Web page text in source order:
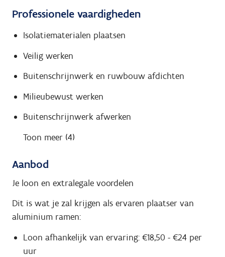
Professionele vaardigheden
Isolatiematerialen plaatsen
Veilig werken
Buitenschrijnwerk en ruwbouw afdichten
Milieubewust werken
Buitenschrijnwerk afwerken
Toon meer (4)
Aanbod
Je loon en extralegale voordelen
Dit is wat je zal krijgen als ervaren plaatser van
aluminium ramen:
Loon afhankelijk van ervaring: €18,50 - €24 per
uur